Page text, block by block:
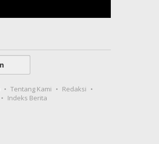
Tentang Kami
Redaksi
Indeks Berita